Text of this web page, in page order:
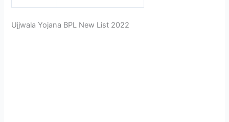
Ujjwala Yojana BPL New List 2022